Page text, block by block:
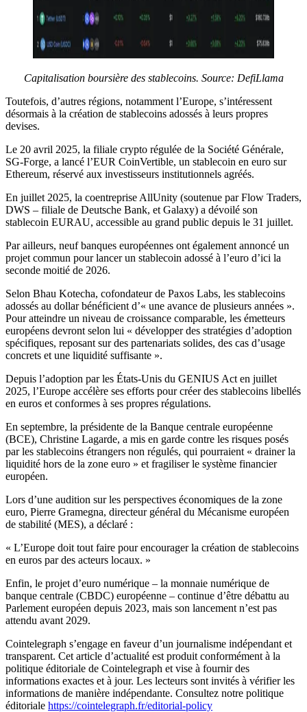
Capitalisation boursière des stablecoins. Source: DefiLlama
Toutefois, d’autres régions, notamment l’Europe, s’intéressent
désormais à la création de stablecoins adossés à leurs propres
devises.
Le 20 avril 2025, la filiale crypto régulée de la Société Générale,
SG-Forge, a lancé l’EUR CoinVertible, un stablecoin en euro sur
Ethereum, réservé aux investisseurs institutionnels agréés.
En juillet 2025, la coentreprise AllUnity (soutenue par Flow Traders,
DWS – filiale de Deutsche Bank, et Galaxy) a dévoilé son
stablecoin EURAU, accessible au grand public depuis le 31 juillet.
Par ailleurs, neuf banques européennes ont également annoncé un
projet commun pour lancer un stablecoin adossé à l’euro d’ici la
seconde moitié de 2026.
Selon Bhau Kotecha, cofondateur de Paxos Labs, les stablecoins
adossés au dollar bénéficient d’« une avance de plusieurs années ».
Pour atteindre un niveau de croissance comparable, les émetteurs
européens devront selon lui « développer des stratégies d’adoption
spécifiques, reposant sur des partenariats solides, des cas d’usage
concrets et une liquidité suffisante ».
Depuis l’adoption par les États-Unis du GENIUS Act en juillet
2025, l’Europe accélère ses efforts pour créer des stablecoins libellés
en euros et conformes à ses propres régulations.
En septembre, la présidente de la Banque centrale européenne
(BCE), Christine Lagarde, a mis en garde contre les risques posés
par les stablecoins étrangers non régulés, qui pourraient « drainer la
liquidité hors de la zone euro » et fragiliser le système financier
européen.
Lors d’une audition sur les perspectives économiques de la zone
euro, Pierre Gramegna, directeur général du Mécanisme européen
de stabilité (MES), a déclaré :
« L’Europe doit tout faire pour encourager la création de stablecoins
en euros par des acteurs locaux. »
Enfin, le projet d’euro numérique – la monnaie numérique de
banque centrale (CBDC) européenne – continue d’être débattu au
Parlement européen depuis 2023, mais son lancement n’est pas
attendu avant 2029.
Cointelegraph s’engage en faveur d’un journalisme indépendant et
transparent. Cet article d’actualité est produit conformément à la
politique éditoriale de Cointelegraph et vise à fournir des
informations exactes et à jour. Les lecteurs sont invités à vérifier les
informations de manière indépendante. Consultez notre politique
éditoriale https://cointelegraph.fr/editorial-policy